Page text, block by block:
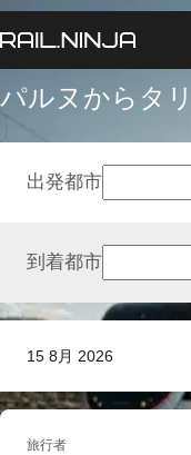
パルヌからタ
15 8月 2026
出発都市
到着都市
旅行者